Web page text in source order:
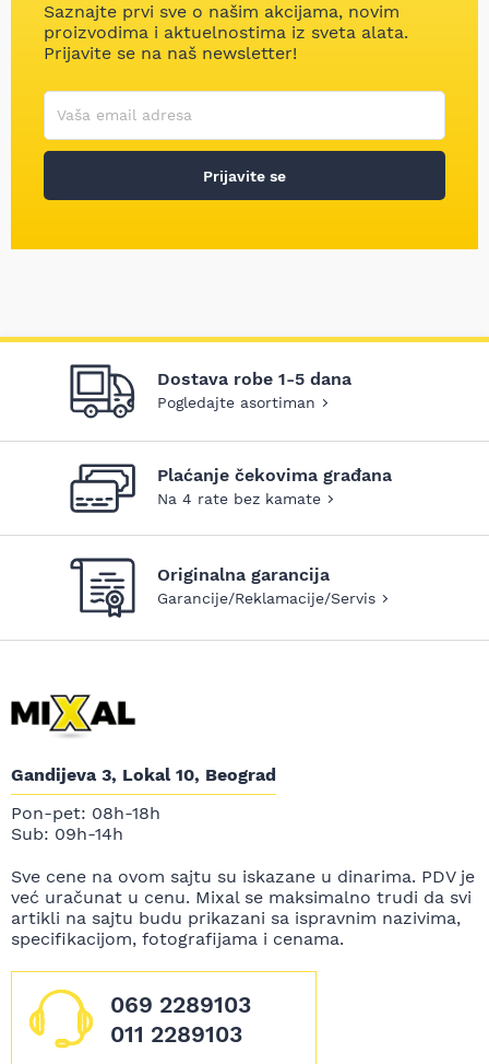
Saznajte prvi sve o našim akcijama, novim
proizvodima i aktuelnostima iz sveta alata.
Prijavite se na naš newsletter!
Korisničko ime
Vaša email adresa
Prijavite se
Dostava robe 1-5 dana
Pogledajte asortiman
Plaćanje čekovima građana
Na 4 rate bez kamate
Originalna garancija
Garancije/Reklamacije/Servis
Gandijeva 3, Lokal 10, Beograd
Pon-pet: 08h-18h
Sub: 09h-14h
Sve cene na ovom sajtu su iskazane u dinarima. PDV je
već uračunat u cenu. Mixal se maksimalno trudi da svi
artikli na sajtu budu prikazani sa ispravnim nazivima,
specifikacijom, fotografijama i cenama.
069 2289103
011 2289103